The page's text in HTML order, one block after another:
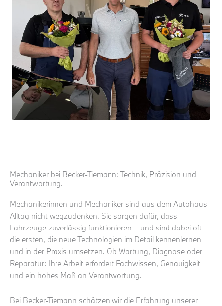
Mechaniker bei Becker-Tiemann: Technik, Präzision und
Verantwortung.
Mechanikerinnen und Mechaniker sind aus dem Autohaus-
Alltag nicht wegzudenken. Sie sorgen dafür, dass
Fahrzeuge zuverlässig funktionieren – und sind dabei oft
die ersten, die neue Technologien im Detail kennenlernen
und in der Praxis umsetzen. Ob Wartung, Diagnose oder
Reparatur: Ihre Arbeit erfordert Fachwissen, Genauigkeit
und ein hohes Maß an Verantwortung.
Bei Becker-Tiemann schätzen wir die Erfahrung unserer